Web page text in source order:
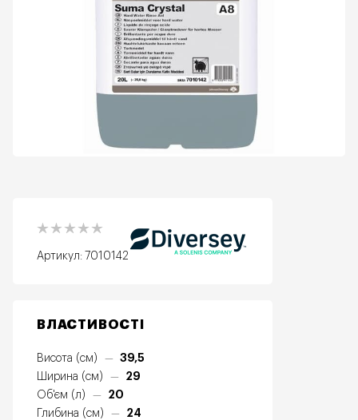
Артикул: 7010142
ВЛАСТИВОСТІ
Висота (см) —
39,5
Ширина (см)
—
29
Об'єм (л)
—
20
Глибина (см)
—
24